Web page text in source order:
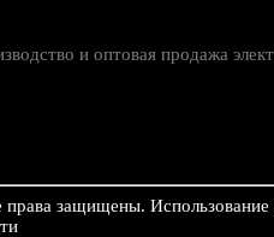
и оптовая продажа
защищены. Использование